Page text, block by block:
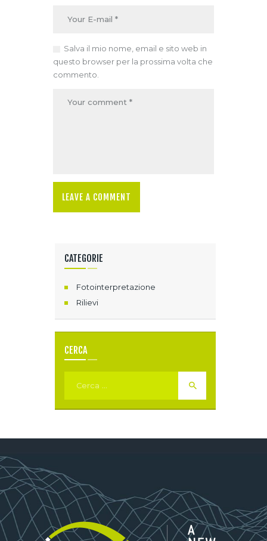
Salva il mio nome, email e sito web in
questo browser per la prossima volta che
commento.
CATEGORIE
Fotointerpretazione
Rilievi
CERCA